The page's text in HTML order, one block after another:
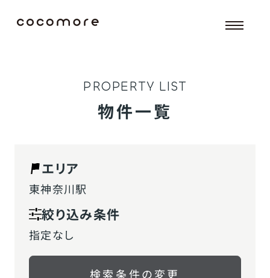
PROPERTY LIST
物件一覧
エリア
東神奈川駅
絞り込み条件
指定なし
検索条件の変更